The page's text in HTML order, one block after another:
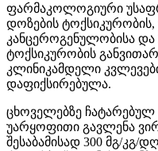
ფარმაკოლოგიური
დოზების
კანცეროგენულობისა
ტოქსიკურობის
კლინიკამდელი
დაფიქსირებულა.
ცხოველებზე ჩატარებულ
უარყოფითი გავლენა
შესაბამისად 300 მგ/კგ/